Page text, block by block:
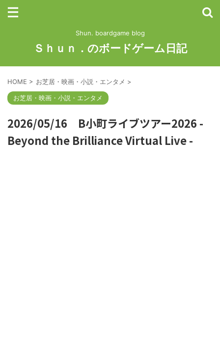
Shun. boardgame blog
Ｓｈｕｎ．のボードゲーム日記
HOME > お芝居・映画・小説・エンタメ >
お芝居・映画・小説・エンタメ
2026/05/16 B小町ライブツアー2026 -
Beyond the Brilliance Virtual Live -